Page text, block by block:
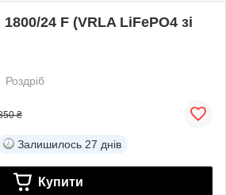
24 ​​F (VRLA LiFePO4 зі
Роздріб
₴
Залишилось 27 днів
Купити